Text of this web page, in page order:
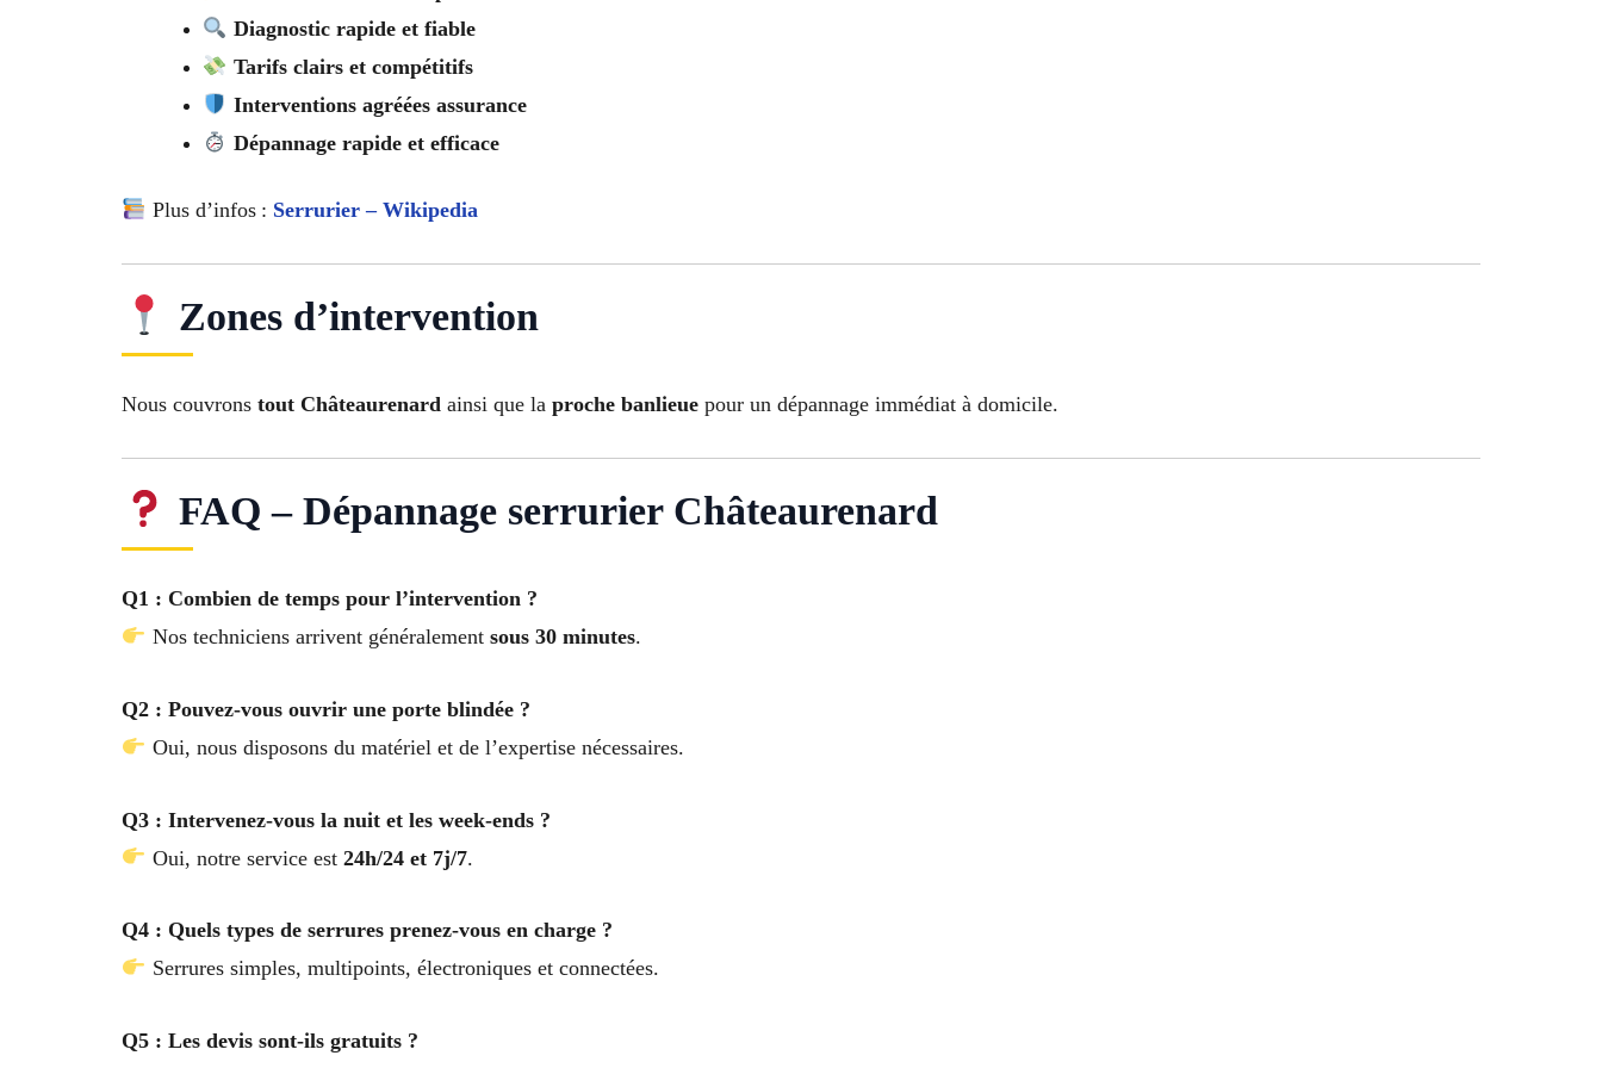
Diagnostic rapide et fiable
Tarifs clairs et compétitifs
Interventions agréées assurance
Dépannage rapide et efficace
Plus d’infos : Serrurier – Wikipedia
Zones d’intervention
Nous couvrons tout Châteaurenard ainsi que la proche banlieue pour un dépannage immédiat à domicile.
FAQ – Dépannage serrurier Châteaurenard
Q1 : Combien de temps pour l’intervention ?
Nos techniciens arrivent généralement sous 30 minutes.
Q2 : Pouvez-vous ouvrir une porte blindée ?
Oui, nous disposons du matériel et de l’expertise nécessaires.
Q3 : Intervenez-vous la nuit et les week-ends ?
Oui, notre service est 24h/24 et 7j/7.
Q4 : Quels types de serrures prenez-vous en charge ?
Serrures simples, multipoints, électroniques et connectées.
Q5 : Les devis sont-ils gratuits ?